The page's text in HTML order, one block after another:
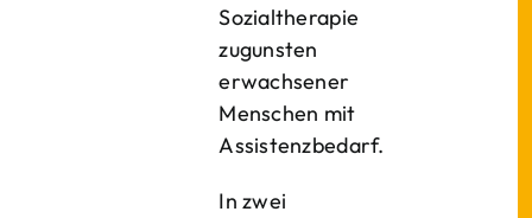
Sozialtherapie
zugunsten
erwachsener
Menschen mit
Assistenzbedarf.
In zwei